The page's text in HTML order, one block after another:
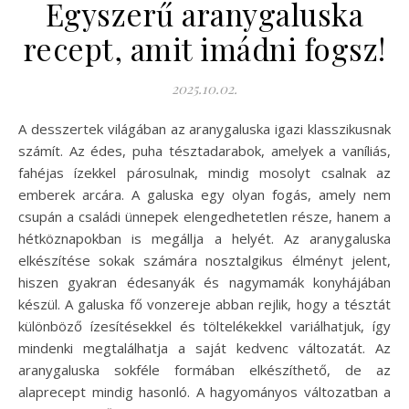
Egyszerű aranygaluska
recept, amit imádni fogsz!
2025.10.02.
A desszertek világában az aranygaluska igazi klasszikusnak
számít. Az édes, puha tésztadarabok, amelyek a vaníliás,
fahéjas ízekkel párosulnak, mindig mosolyt csalnak az
emberek arcára. A galuska egy olyan fogás, amely nem
csupán a családi ünnepek elengedhetetlen része, hanem a
hétköznapokban is megállja a helyét. Az aranygaluska
elkészítése sokak számára nosztalgikus élményt jelent,
hiszen gyakran édesanyák és nagymamák konyhájában
készül. A galuska fő vonzereje abban rejlik, hogy a tésztát
különböző ízesítésekkel és töltelékekkel variálhatjuk, így
mindenki megtalálhatja a saját kedvenc változatát. Az
aranygaluska sokféle formában elkészíthető, de az
alaprecept mindig hasonló. A hagyományos változatban a